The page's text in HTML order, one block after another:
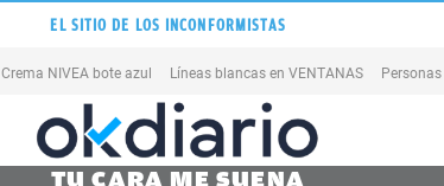
EL SITIO DE LOS INCONFORMISTAS
Crema NIVEA bote azul Líneas blancas en VENTANAS Personas
TU CARA ME SUENA